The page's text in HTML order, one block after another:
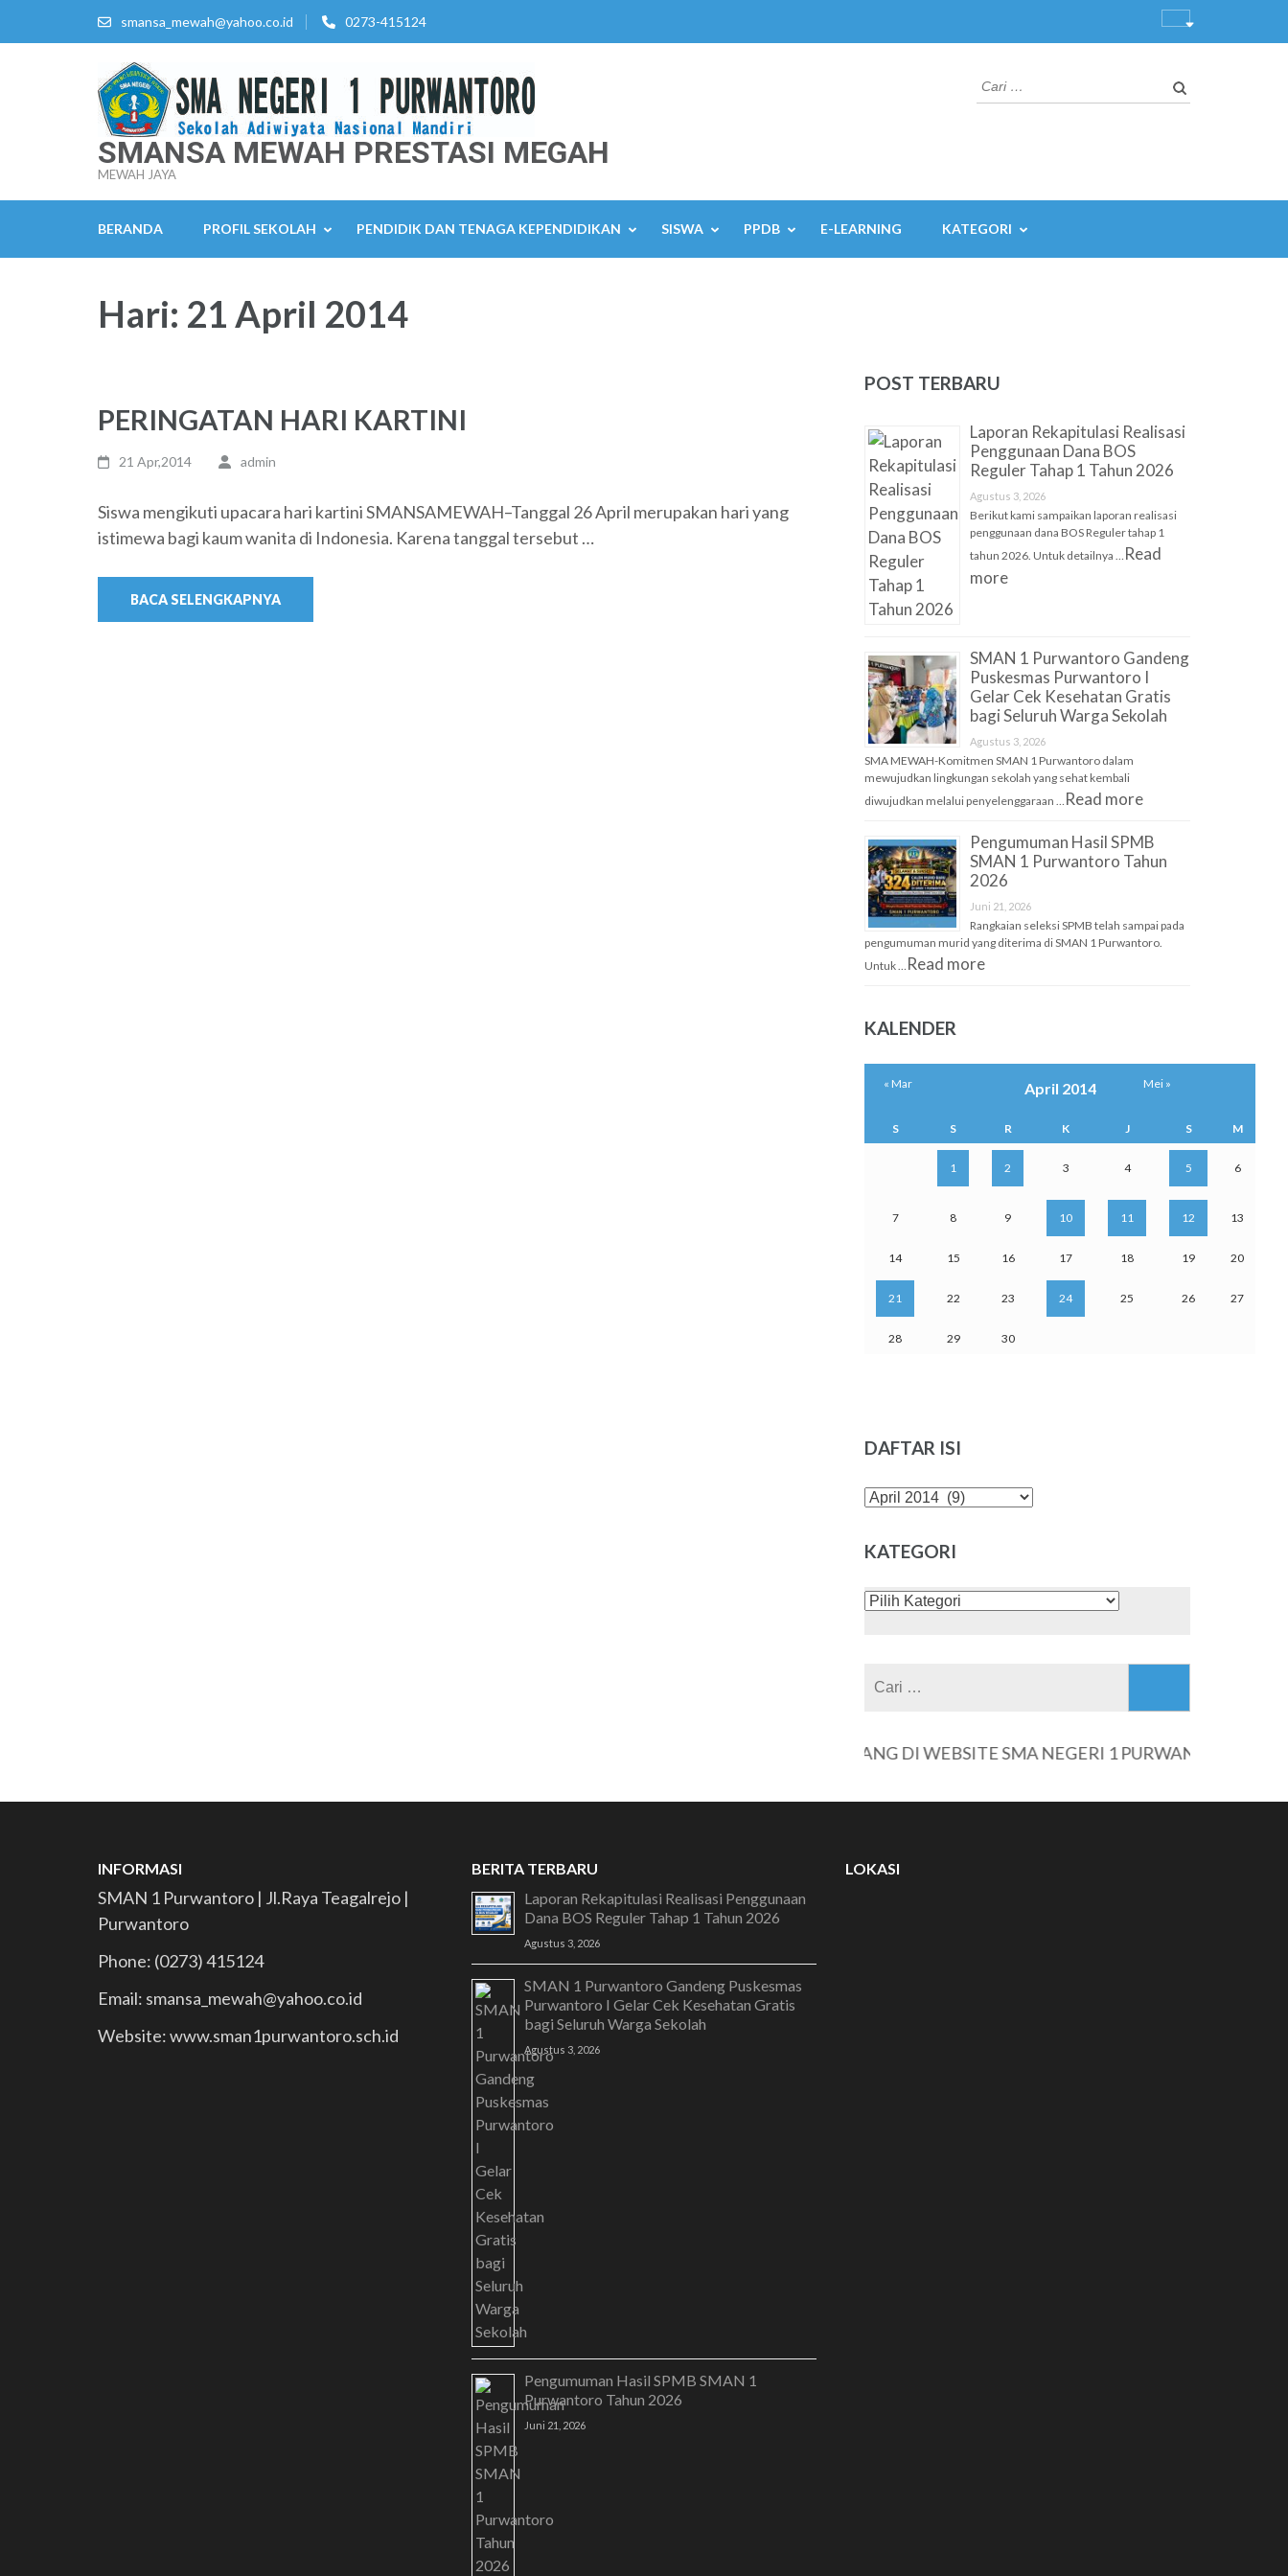
smansa_mewah@yahoo.co.id 0273-415124
SMANSA MEWAH PRESTASI MEGAH
MEWAH JAYA
Cari
untuk:
BERANDA PROFIL SEKOLAH PENDIDIK DAN TENAGA KEPENDIDIKAN SISWA PPDB E-LEARNING KATEGORI
Hari: 21 April 2014
PERINGATAN HARI KARTINI
21 Apr,2014 admin
Siswa mengikuti upacara hari kartini SMANSAMEWAH–Tanggal 26 April merupakan hari yang
istimewa bagi kaum wanita di Indonesia. Karena tanggal tersebut …
BACA SELENGKAPNYA
POST TERBARU
Laporan Rekapitulasi Realisasi
Penggunaan Dana BOS
Reguler Tahap 1 Tahun 2026
Agustus 3, 2026
Berikut kami sampaikan laporan realisasi
penggunaan dana BOS Reguler tahap 1
tahun 2026. Untuk detailnya … Read
more
SMAN 1 Purwantoro Gandeng
Puskesmas Purwantoro I
Gelar Cek Kesehatan Gratis
bagi Seluruh Warga Sekolah
Agustus 3, 2026
SMA MEWAH-Komitmen SMAN 1 Purwantoro dalam
mewujudkan lingkungan sekolah yang sehat kembali
diwujudkan melalui penyelenggaraan … Read more
Pengumuman Hasil SPMB
SMAN 1 Purwantoro Tahun
2026
Juni 21, 2026
Rangkaian seleksi SPMB telah sampai pada
pengumuman murid yang diterima di SMAN 1 Purwantoro.
Untuk … Read more
KALENDER
April 2014
S S R K J S M
1 2 3 4 5 6
7 8 9 10 11 12 13
14 15 16 17 18 19 20
21 22 23 24 25 26 27
28 29 30
« Mar Mei »
DAFTAR ISI
DAFTAR
KATEGORI
KATEGORI
SELAMAT DATANG DI WEBSITE SMA NEGERI 1 PURWANTORO
INFORMASI
SMAN 1 Purwantoro | Jl.Raya Teagalrejo |
Purwantoro
Phone: (0273) 415124
Email: smansa_mewah@yahoo.co.id
Website: www.sman1purwantoro.sch.id
BERITA TERBARU
Laporan Rekapitulasi Realisasi Penggunaan
Dana BOS Reguler Tahap 1 Tahun 2026
Agustus 3, 2026
SMAN 1 Purwantoro Gandeng Puskesmas
Purwantoro I Gelar Cek Kesehatan Gratis
bagi Seluruh Warga Sekolah
Agustus 3, 2026
Pengumuman Hasil SPMB SMAN 1
Purwantoro Tahun 2026
Juni 21, 2026
LOKASI